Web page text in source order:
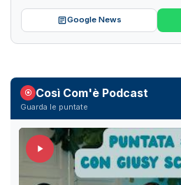
Google News
Così Com'è Podcast
Guarda le puntate